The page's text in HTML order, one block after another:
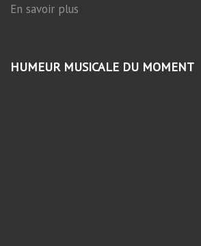
En savoir plus
HUMEUR MUSICALE DU MOMENT